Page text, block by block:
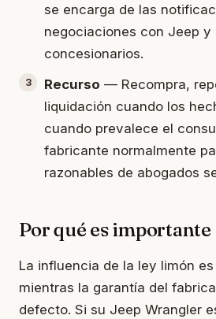
se encarga de las
negociaciones con Jeep y
concesionarios.
Recurso — Recompra,
liquidación cuando los
cuando prevalece el
fabricante normalmente
razonables de abogados
Por qué es
La influencia de la ley limón
mientras la garantía del
defecto. Si su Jeep Wrangler